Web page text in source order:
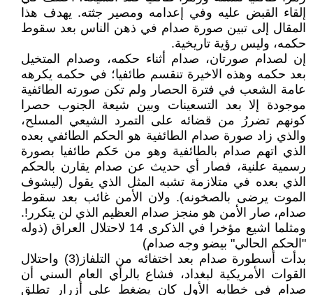
إلقاء القبض عليه وفي إعدامه ومصير جثته. يهدف هذا
المقال إلى تبين صورة صدام في ذهن الناس بعد سقوط
حكمه، وليس رؤية تاريخية.
إن لصدام صورتان، صدام أثناء حكمه، وصدام المتخيل
بعد حكمه وهذه الاخيرة تنقسم طائفيا؛ في حكمه يكرهه
عامة الشعب في فترة الحصار ولم تكن صورته الطائفية
موجودة إلا بعد التسعينات وبين شيعة الجنوب حصرا
كونهم تضررُ من قضائه على التمرد الشيعي المسلح،
والذي زاد صورة صدام الطائفية هو الحكم الطائفي بعده
الذي اتهم صدام بالطائفية وهو من حَكم طائفيا بصورة
رسمية علنية، فصار أي حديث عن صدام يقارن بالحكم
الذي بعده في متلازمة تشبه المثل الذي يقول (ليشوف
الموت يرضى بالصخونه). ولان الأمن غائب بعد سقوط
صدام، صار الأمن هو منجز صدام العظيم الذي لن يتكرر!.
ومثلما اشيع مؤخرا في الذكرى 14 لاحتلال العراق (ذوله
"الحكم الحالي" بيضو وجه صدام)
بدأت أسطورة صدام بعد اختفائه من التلفاز(3) واحتلال
القوات الأمريكية لبغداد، فشاع بالرأي العام السني أن
صدام في خطابه الأول كان يضغط على أزرار تطلق